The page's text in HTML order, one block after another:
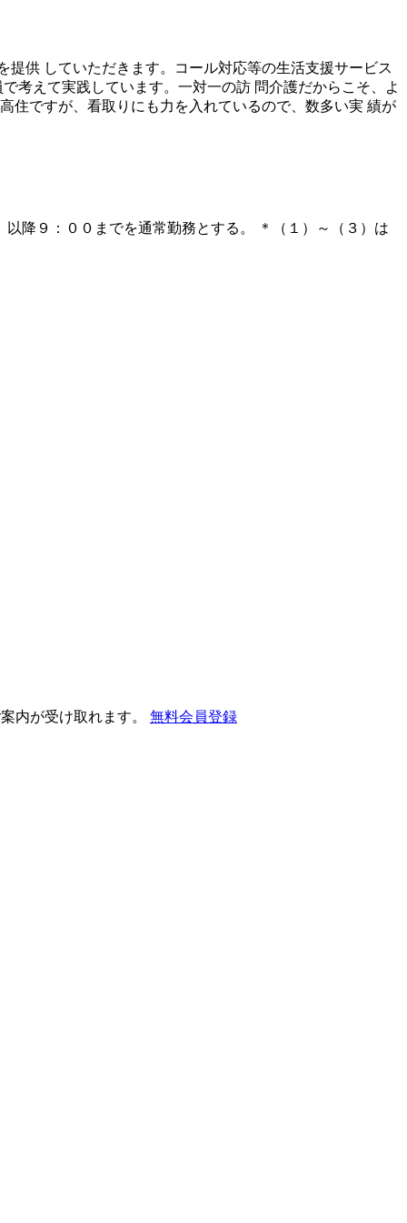
供 していただきます。コール対応等の生活支援サービス
考えて実践しています。一対一の訪 問介護だからこそ、よ
住ですが、看取りにも力を入れているので、数多い実 績が
降９：００までを通常勤務とする。 ＊（１）～（３）は
内が受け取れます。 無料会員登録